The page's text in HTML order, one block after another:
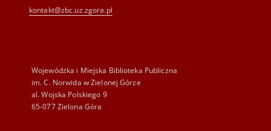
kontakt@zbc.uz.zgora.pl
Wojewódzka i Miejska Biblioteka Publiczna
im. C. Norwida w Zielonej Górze
al. Wojska Polskiego 9
65-077 Zielona Góra